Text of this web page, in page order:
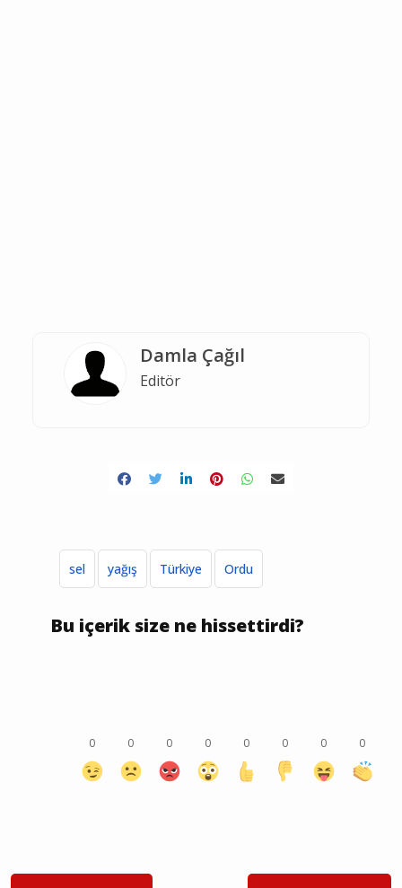
Damla Çağıl
Editör
sel yağış Türkiye Ordu
Bu içerik size ne hissettirdi?
0 0 0 0 0 0 0 0